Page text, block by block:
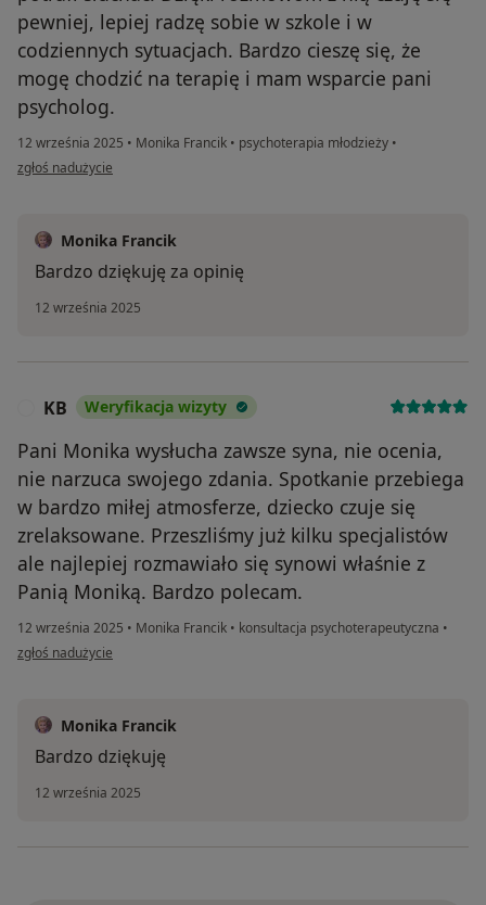
pewniej, lepiej radzę sobie w szkole i w
codziennych sytuacjach. Bardzo cieszę się, że
mogę chodzić na terapię i mam wsparcie pani
psycholog.
12 września 2025 • Monika Francik • psychoterapia młodzieży •
w opinii użytkownika Magda
zgłoś nadużycie
Monika Francik
Bardzo dziękuję za opinię
12 września 2025
KB Weryfikacja wizyty
Pani Monika wysłucha zawsze syna, nie ocenia,
nie narzuca swojego zdania. Spotkanie przebiega
w bardzo miłej atmosferze, dziecko czuje się
zrelaksowane. Przeszliśmy już kilku specjalistów
ale najlepiej rozmawiało się synowi właśnie z
Panią Moniką. Bardzo polecam.
12 września 2025 • Monika Francik • konsultacja psychoterapeutyczna •
w opinii użytkownika KB
zgłoś nadużycie
Monika Francik
Bardzo dziękuję
12 września 2025